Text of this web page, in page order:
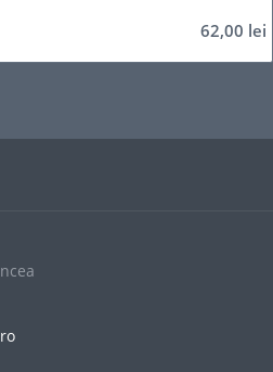
62,00 lei